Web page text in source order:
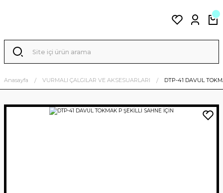
Anasayfa VURMALI ÇALGILAR VE AKSESUARLARI DTP-41 DAVUL